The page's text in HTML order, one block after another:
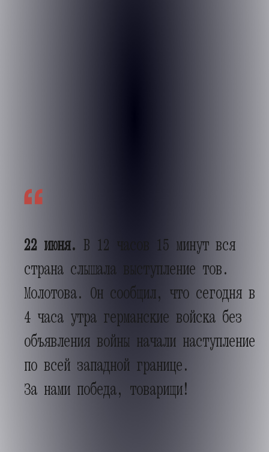
22 июня. В 12 часов 15 минут вся
страна слышала выступление тов.
Молотова. Он сообщил, что сегодня в
4 часа утра германские войска без
объявления войны начали наступление
по всей западной границе.
За нами победа, товарищи!